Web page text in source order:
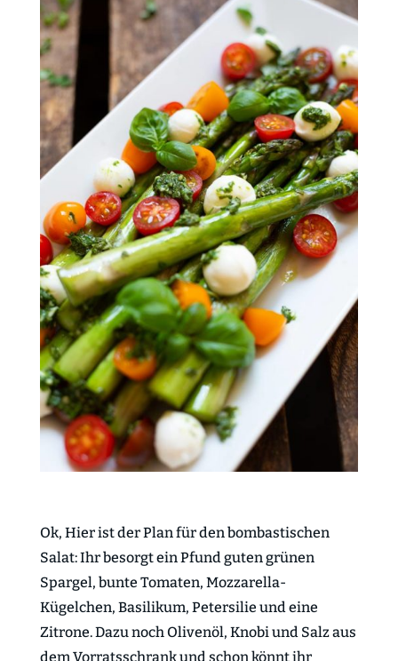
Ok, Hier ist der Plan für den bombastischen
Salat: Ihr besorgt ein Pfund guten grünen
Spargel, bunte Tomaten, Mozzarella-
Kügelchen, Basilikum, Petersilie und eine
Zitrone. Dazu noch Olivenöl, Knobi und Salz aus
dem Vorratsschrank und schon könnt ihr